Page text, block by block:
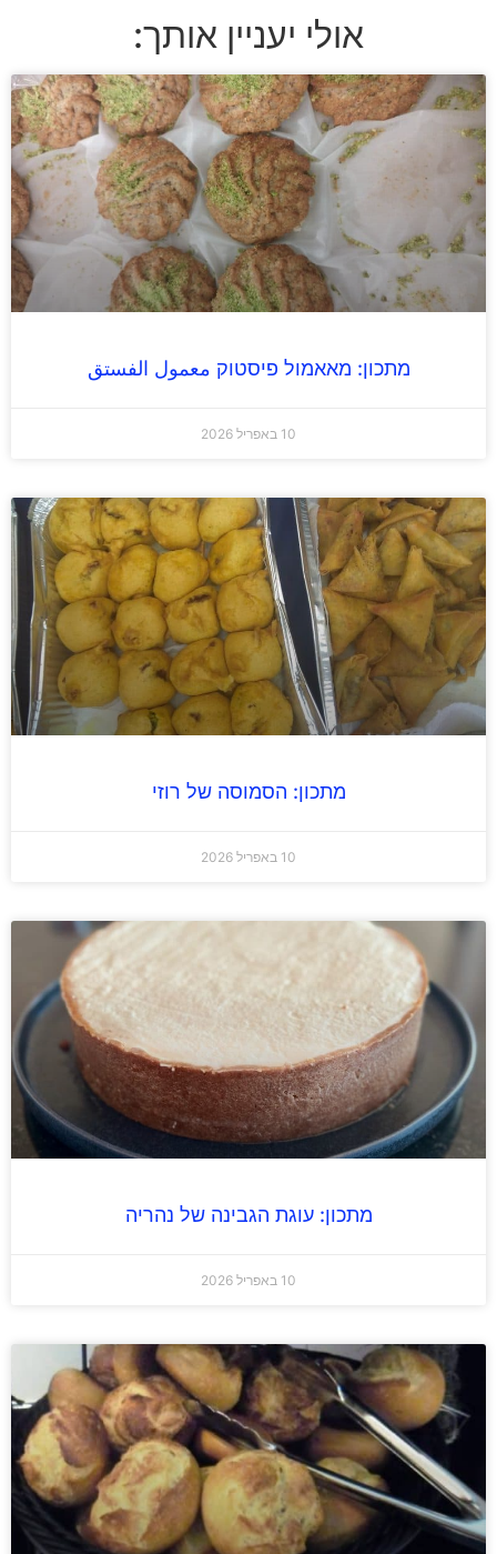
אולי יעניין אותך:
מתכון: מאאמול פיסטוק معمول الفستق
מתכון: הסמוסה של רוזי
מתכון: עוגת הגבינה של נהריה